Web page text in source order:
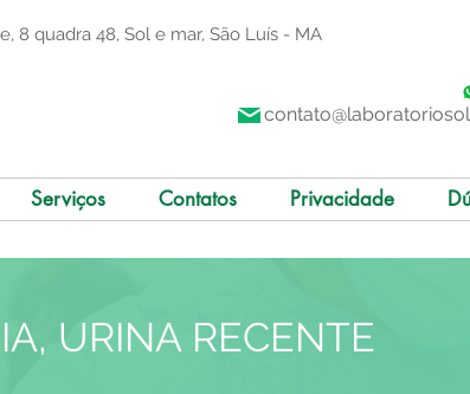
8 quadra 48, Sol e mar, São Luís - MA
Serviços Contatos Privacidade
URINA RECENTE